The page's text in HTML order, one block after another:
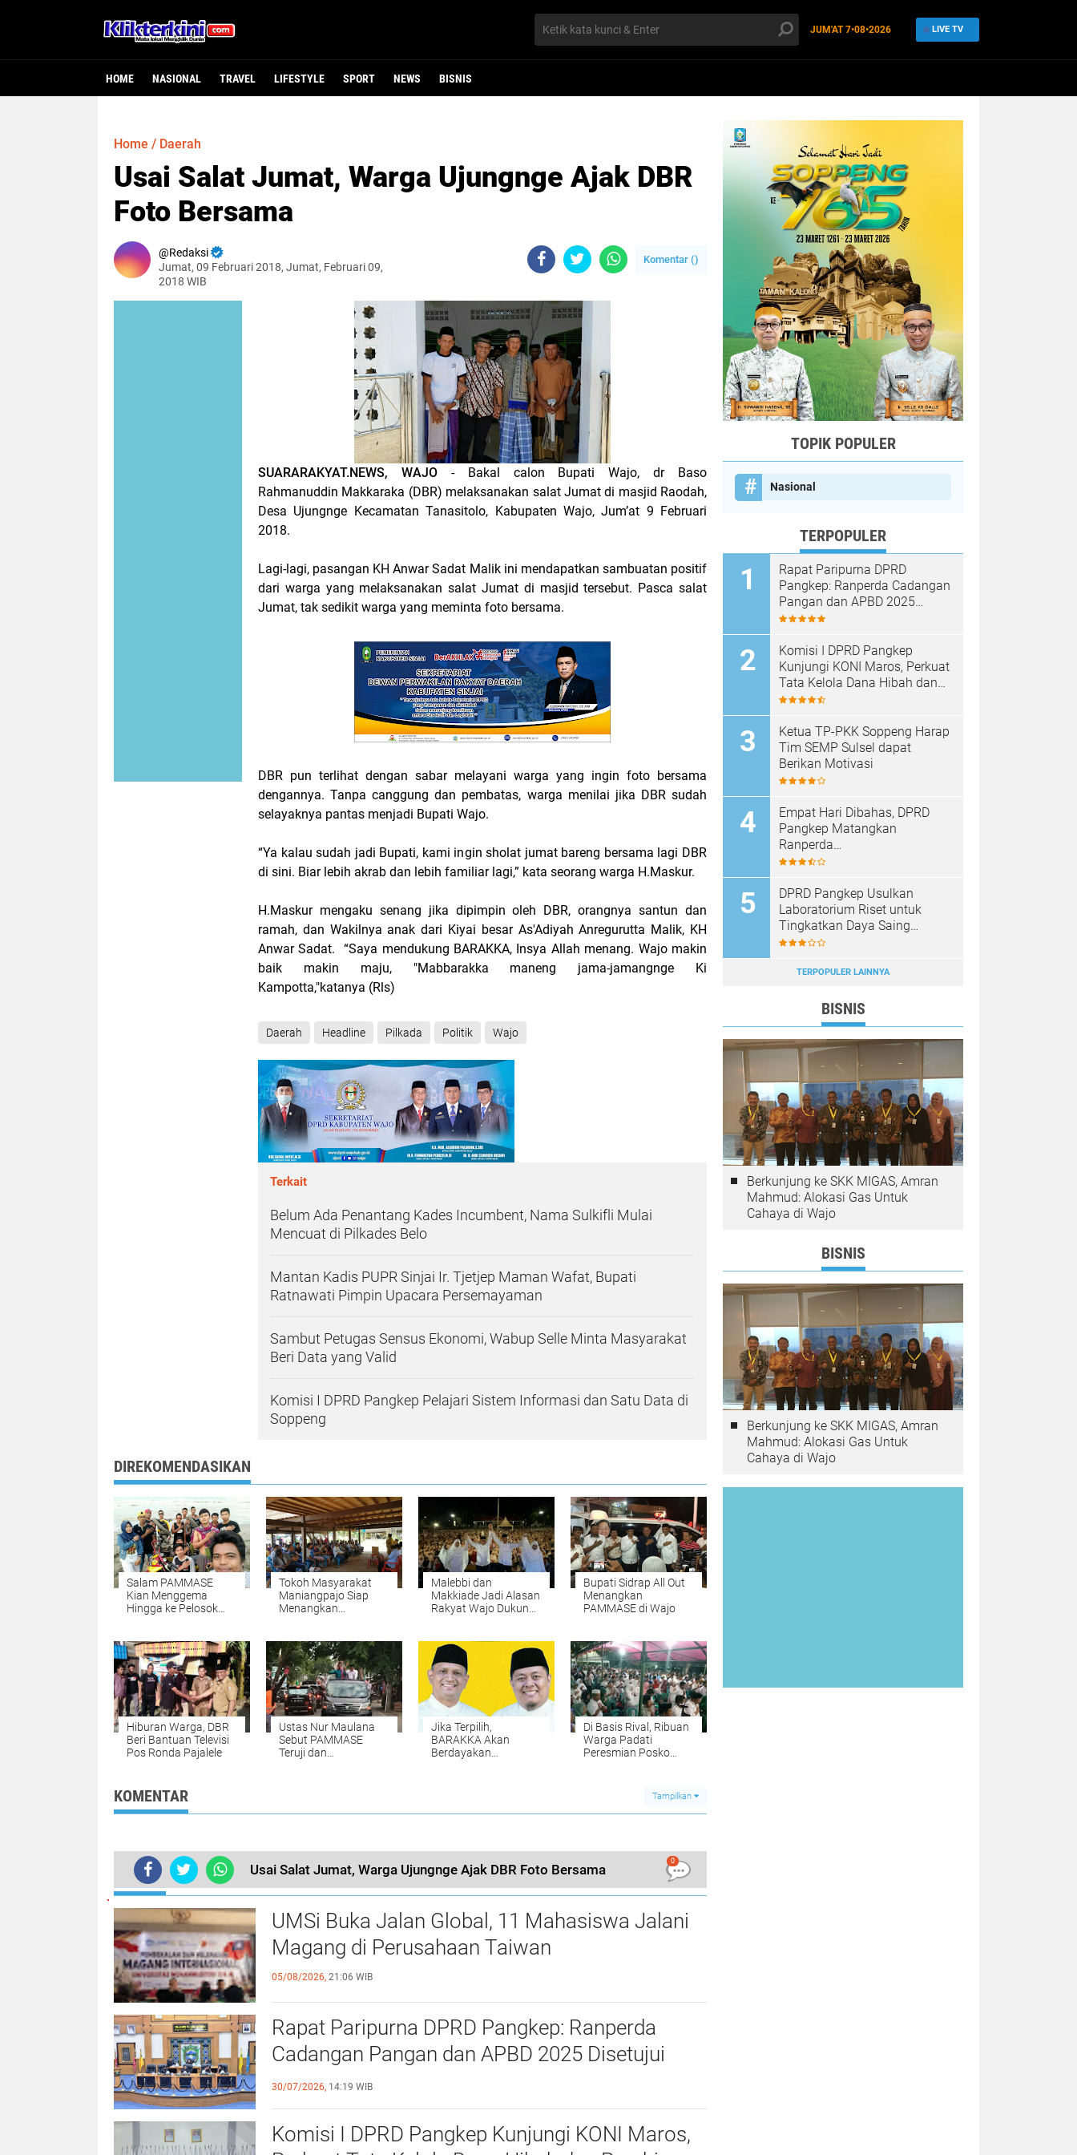
JUM'AT7•08•2026 LIVE TV
HOME NASIONAL TRAVEL LIFESTYLE SPORT NEWS BISNIS
Home / Daerah
Usai Salat Jumat, Warga Ujungnge Ajak DBR
Foto Bersama
Redaksi
Jumat, 09 Februari 2018, Jumat, Februari 09,
2018 WIB
Komentar ()
SUARARAKYAT.NEWS, WAJO - Bakal calon Bupati Wajo, dr Baso
Rahmanuddin Makkaraka (DBR) melaksanakan salat Jumat di masjid Raodah,
Desa Ujungnge Kecamatan Tanasitolo, Kabupaten Wajo, Jum’at 9 Februari
2018.
Lagi-lagi, pasangan KH Anwar Sadat Malik ini mendapatkan sambuatan positif
dari warga yang melaksanakan salat Jumat di masjid tersebut. Pasca salat
Jumat, tak sedikit warga yang meminta foto bersama.
DBR pun terlihat dengan sabar melayani warga yang ingin foto bersama
dengannya. Tanpa canggung dan pembatas, warga menilai jika DBR sudah
selayaknya pantas menjadi Bupati Wajo.
“Ya kalau sudah jadi Bupati, kami ingin sholat jumat bareng bersama lagi DBR
di sini. Biar lebih akrab dan lebih familiar lagi,” kata seorang warga H.Maskur.
H.Maskur mengaku senang jika dipimpin oleh DBR, orangnya santun dan
ramah, dan Wakilnya anak dari Kiyai besar As'Adiyah Anregurutta Malik, KH
Anwar Sadat. “Saya mendukung BARAKKA, Insya Allah menang. Wajo makin
baik makin maju, "Mabbarakka maneng jama-jamangnge Ki
Kampotta,"katanya (Rls)
Daerah Headline Pilkada Politik Wajo
Terkait
Belum Ada Penantang Kades Incumbent, Nama Sulkifli Mulai
Mencuat di Pilkades Belo
Mantan Kadis PUPR Sinjai Ir. Tjetjep Maman Wafat, Bupati
Ratnawati Pimpin Upacara Persemayaman
Sambut Petugas Sensus Ekonomi, Wabup Selle Minta Masyarakat
Beri Data yang Valid
Komisi I DPRD Pangkep Pelajari Sistem Informasi dan Satu Data di
Soppeng
DIREKOMENDASIKAN
Salam PAMMASE
Kian Menggema
Hingga ke Pelosok
Tokoh Masyarakat
Maniangpajo Siap
Menangkan
Malebbi dan
Makkiade Jadi Alasan
Rakyat Wajo Dukung
Bupati Sidrap All Out
Menangkan
PAMMASE di Wajo
Hiburan Warga, DBR
Beri Bantuan Televisi
Pos Ronda Pajalele
Ustas Nur Maulana
Sebut PAMMASE
Teruji dan
Jika Terpilih,
BARAKKA Akan
Berdayakan
Di Basis Rival, Ribuan
Warga Padati
Peresmian Posko
KOMENTAR Tampilkan
Usai Salat Jumat, Warga Ujungnge Ajak DBR Foto Bersama
0
TERKINI
UMSi Buka Jalan Global, 11 Mahasiswa Jalani
Magang di Perusahaan Taiwan
05/08/2026, 21:06 WIB
Rapat Paripurna DPRD Pangkep: Ranperda
Cadangan Pangan dan APBD 2025 Disetujui
dengan Sejumlah Catatan
30/07/2026, 14:19 WIB
Komisi I DPRD Pangkep Kunjungi KONI Maros,
TOPIK POPULER
Nasional
TERPOPULER
Rapat Paripurna DPRD
Pangkep: Ranperda Cadangan
Pangan dan APBD 2025
Disetujui dengan Sejumlah
Komisi I DPRD Pangkep
Kunjungi KONI Maros, Perkuat
Tata Kelola Dana Hibah dan
Pembinaan Olahraga
Ketua TP-PKK Soppeng Harap
Tim SEMP Sulsel dapat
Berikan Motivasi
Empat Hari Dibahas, DPRD
Pangkep Matangkan
Ranperda
Pertanggungjawaban APBD
DPRD Pangkep Usulkan
Laboratorium Riset untuk
Tingkatkan Daya Saing
Produk Unggulan
TERPOPULER LAINNYA
BISNIS
Berkunjung ke SKK MIGAS, Amran
Mahmud: Alokasi Gas Untuk
Cahaya di Wajo
BISNIS
Berkunjung ke SKK MIGAS, Amran
Mahmud: Alokasi Gas Untuk
Cahaya di Wajo